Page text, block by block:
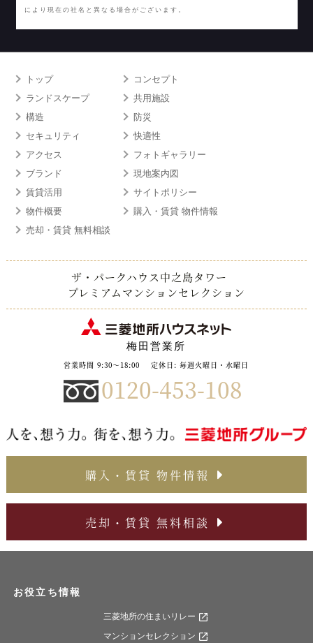
により現在の社名と異なる場合がございます。
トップ
コンセプト
ランドスケープ
共用施設
構造
防災
セキュリティ
快適性
アクセス
フォトギャラリー
ブランド
現地案内図
賃貸活用
サイトポリシー
物件概要
購入・賃貸 物件情報
売却・賃貸 無料相談
ザ・パークハウス中之島タワー
プレミアムマンションセレクション
梅田営業所
営業時間 9:30～18:00 定休日: 毎週火曜日・水曜日
0120-453-108
購入・賃貸 物件情報
売却・賃貸 無料相談
お役立ち情報
三菱地所の住まいリレー
マンションセレクション